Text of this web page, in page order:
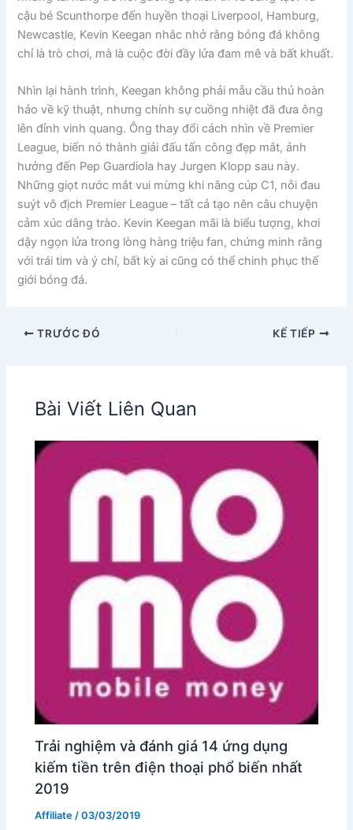
cậu bé Scunthorpe đến huyền thoại Liverpool, Hamburg,
Newcastle, Kevin Keegan nhắc nhở rằng bóng đá không
chỉ là trò chơi, mà là cuộc đời đầy lửa đam mê và bất khuất.
Nhìn lại hành trình, Keegan không phải mẫu cầu thủ hoàn
hảo về kỹ thuật, nhưng chính sự cuồng nhiệt đã đưa ông
lên đỉnh vinh quang. Ông thay đổi cách nhìn về Premier
League, biến nó thành giải đấu tấn công đẹp mắt, ảnh
hưởng đến Pep Guardiola hay Jurgen Klopp sau này.
Những giọt nước mắt vui mừng khi nâng cúp C1, nỗi đau
suýt vô địch Premier League – tất cả tạo nên câu chuyện
cảm xúc dâng trào. Kevin Keegan mãi là biểu tượng, khơi
dậy ngọn lửa trong lòng hàng triệu fan, chứng minh rằng
với trái tim và ý chí, bất kỳ ai cũng có thể chinh phục thế
giới bóng đá.
TRƯỚC ĐÓ KẾ TIẾP
Bài Viết Liên Quan
Trải nghiệm và đánh giá 14 ứng dụng
kiếm tiền trên điện thoại phổ biến nhất
2019
Affiliate /03/03/2019